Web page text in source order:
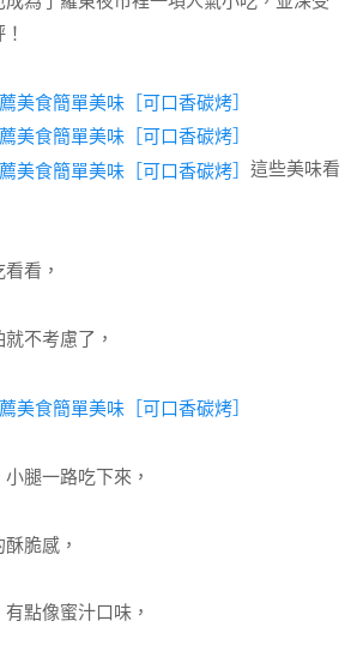
這些美味看
看，
不考慮了，
腿一路吃下來，
脆感，
點像蜜汁口味，